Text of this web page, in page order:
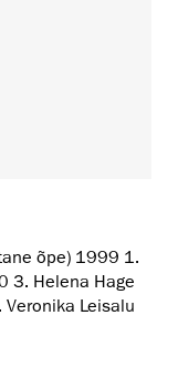
õpe) 1999 1.
3. Helena Hage
Leisalu